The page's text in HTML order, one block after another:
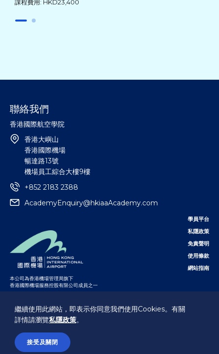
繼續使用此網站，即表示你同意我們使用Cookies。有關
詳情請瀏覽私隱政策。
接受及關閉
課程費用: HKD23,400
學員平台
私隱政策
免責聲明
使用條款
網站指南
聯絡我們
香港國際航空學院
香港大嶼山
香港國際機場
暢達路13號
機場員工綜合大樓9樓
+852 2183 2388
AcademyEnquiry@hkiaaAcademy.com
本公司為香港機場管理局旗下
香港國際機場服務控股有限公司成員之一
追蹤我們
@香港國際航空學院有限公司2021